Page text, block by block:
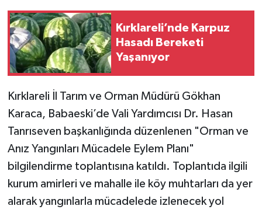
Kırklareli’nde Karpuz
Hasadı Bereketi
Yaşanıyor
Kırklareli İl Tarım ve Orman Müdürü Gökhan
Karaca, Babaeski’de Vali Yardımcısı Dr. Hasan
Tanrıseven başkanlığında düzenlenen "Orman ve
Anız Yangınları Mücadele Eylem Planı"
bilgilendirme toplantısına katıldı. Toplantıda ilgili
kurum amirleri ve mahalle ile köy muhtarları da yer
alarak yangınlarla mücadelede izlenecek yol